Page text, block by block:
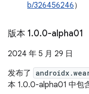
b/326456246）
版本 1.0.0-alpha01
2024 年 5 月 29 日
发布了
本 1.0.0-alpha01 中包